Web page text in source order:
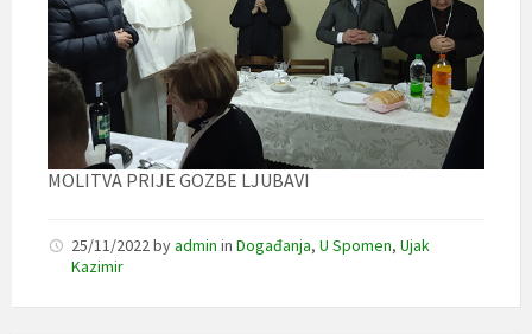
MOLITVA PRIJE GOZBE LJUBAVI
25/11/2022byadmin in Događanja, U Spomen, Ujak
Kazimir